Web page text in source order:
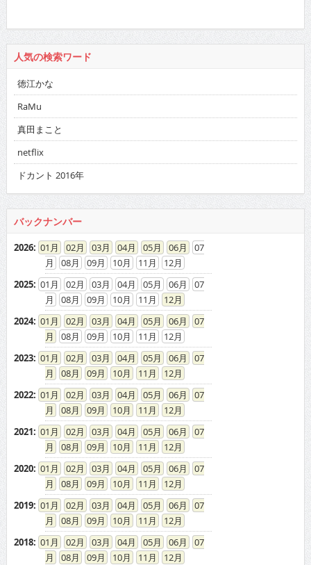
人気の検索ワード
徳江かな
RaMu
真田まこと
netflix
ドカント 2016年
バックナンバー
2026: 01 02 03 04 05 06
07
08
09 10 11
12
2025: 01 02 03 04 05 06
07
08
09 10 11
12
2024: 01 02 03 04 05 06
07
08
09 10 11
12
2023: 01 02 03 04 05 06
07
08
09 10 11
12
2022: 01 02 03 04 05 06
07
08
09 10 11
12
2021: 01 02 03 04 05 06
07
08
09 10 11
12
2020: 01 02 03 04 05 06
07
08
09 10 11
12
2019: 01 02 03 04 05 06
07
08
09 10 11
12
2018: 01 02 03 04 05 06
07
08
09 10 11
12